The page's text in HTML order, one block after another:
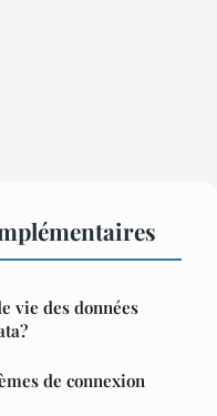
vie des données
de connexion